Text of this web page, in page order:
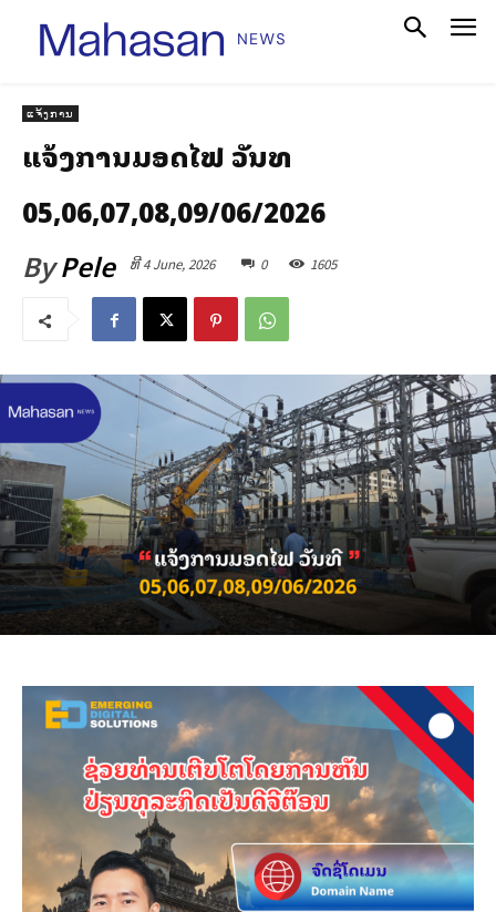
ແຈ້ງການ
ແຈ້ງການມອດໄຟ ວັນທີ
05,06,07,08,09/06/2026
ByPele ທີ 4 June, 2026 0 1605